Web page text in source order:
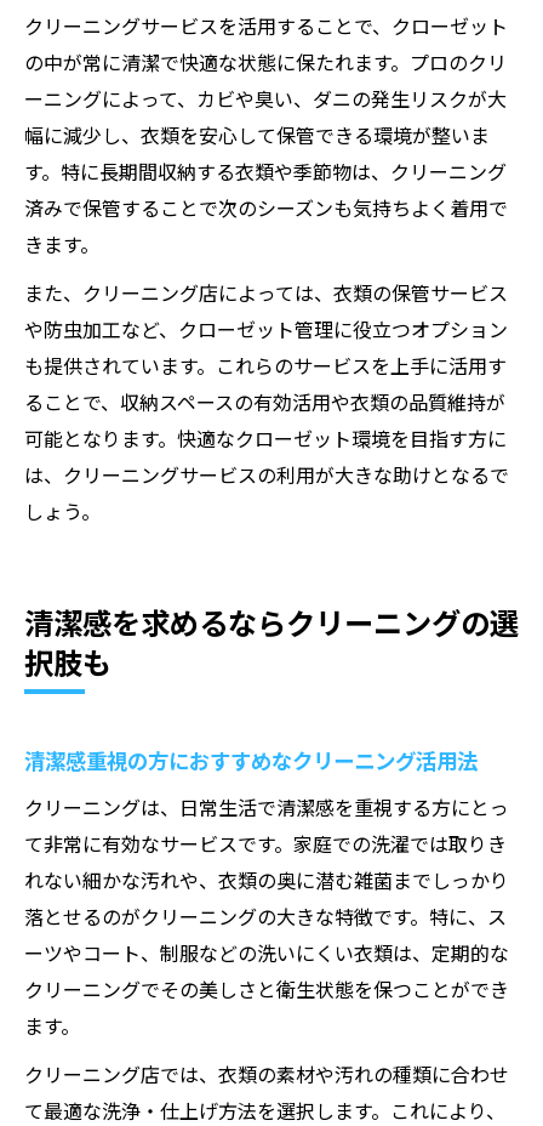
クリーニングサービスを活用することで、クローゼット
の中が常に清潔で快適な状態に保たれます。プロのクリ
ーニングによって、カビや臭い、ダニの発生リスクが大
幅に減少し、衣類を安心して保管できる環境が整いま
す。特に長期間収納する衣類や季節物は、クリーニング
済みで保管することで次のシーズンも気持ちよく着用で
きます。
また、クリーニング店によっては、衣類の保管サービス
や防虫加工など、クローゼット管理に役立つオプション
も提供されています。これらのサービスを上手に活用す
ることで、収納スペースの有効活用や衣類の品質維持が
可能となります。快適なクローゼット環境を目指す方に
は、クリーニングサービスの利用が大きな助けとなるで
しょう。
清潔感を求めるならクリーニングの選
択肢も
清潔感重視の方におすすめなクリーニング活用法
クリーニングは、日常生活で清潔感を重視する方にとっ
て非常に有効なサービスです。家庭での洗濯では取りき
れない細かな汚れや、衣類の奥に潜む雑菌までしっかり
落とせるのがクリーニングの大きな特徴です。特に、ス
ーツやコート、制服などの洗いにくい衣類は、定期的な
クリーニングでその美しさと衛生状態を保つことができ
ます。
クリーニング店では、衣類の素材や汚れの種類に合わせ
て最適な洗浄・仕上げ方法を選択します。これにより、